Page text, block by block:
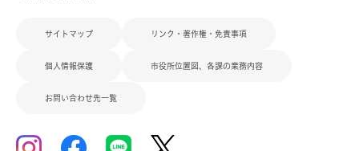
サイトマップ リンク・著作権・免責事項
個人情報保護 市役所位置図、各課の業務内容
お問い合わせ先一覧